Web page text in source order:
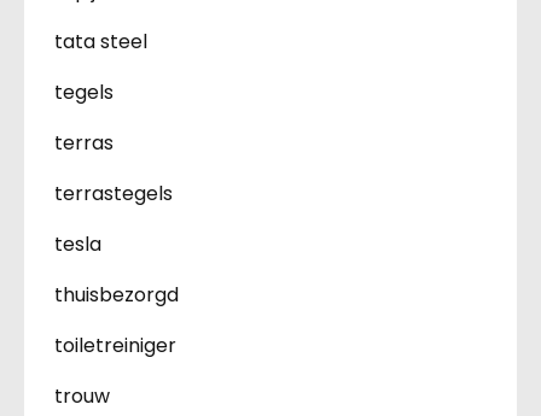
tata steel
tegels
terras
terrastegels
tesla
thuisbezorgd
toiletreiniger
trouw